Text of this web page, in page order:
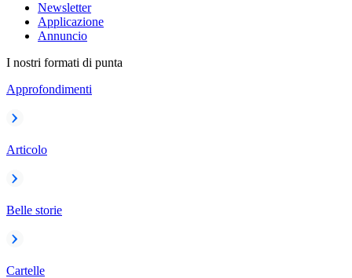
Newsletter
Applicazione
Annuncio
I nostri formati di punta
Approfondimenti
Articolo
Belle storie
Cartelle